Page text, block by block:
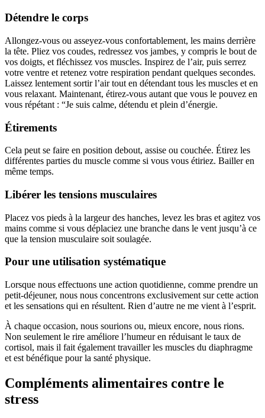
Détendre le corps
Allongez-vous ou asseyez-vous confortablement, les mains derrière
la tête. Pliez vos coudes, redressez vos jambes, y compris le bout de
vos doigts, et fléchissez vos muscles. Inspirez de l’air, puis serrez
votre ventre et retenez votre respiration pendant quelques secondes.
Laissez lentement sortir l’air tout en détendant tous les muscles et en
vous relaxant. Maintenant, étirez-vous autant que vous le pouvez en
vous répétant : “Je suis calme, détendu et plein d’énergie.
Étirements
Cela peut se faire en position debout, assise ou couchée. Étirez les
différentes parties du muscle comme si vous vous étiriez. Bailler en
même temps.
Libérer les tensions musculaires
Placez vos pieds à la largeur des hanches, levez les bras et agitez vos
mains comme si vous déplaciez une branche dans le vent jusqu’à ce
que la tension musculaire soit soulagée.
Pour une utilisation systématique
Lorsque nous effectuons une action quotidienne, comme prendre un
petit-déjeuner, nous nous concentrons exclusivement sur cette action
et les sensations qui en résultent. Rien d’autre ne me vient à l’esprit.
À chaque occasion, nous sourions ou, mieux encore, nous rions.
Non seulement le rire améliore l’humeur en réduisant le taux de
cortisol, mais il fait également travailler les muscles du diaphragme
et est bénéfique pour la santé physique.
Compléments alimentaires contre le
stress